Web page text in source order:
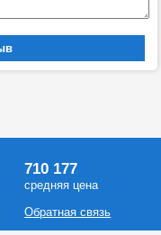
710 177
средняя цена
Обратная связь